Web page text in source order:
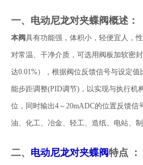
一、 电动尼龙对夹蝶阀概述：
本阀具有功能强，体积小，轻便宜人，
对常温、干净介质，可选用阀板加软密
达0.01%），根据阀位反馈信号与设定
能步距调整(PID调节)，以实现与执行机
位，同时输出4～20mADC的位置反馈
油、化工、冶金、轻工、造纸、电站、制
二、 电动尼龙对夹蝶阀特点 ：